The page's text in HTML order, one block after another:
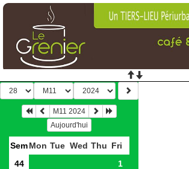
M11 2024
Aujourd'hui
SemMon Tue Wed Thu Fri
44
1